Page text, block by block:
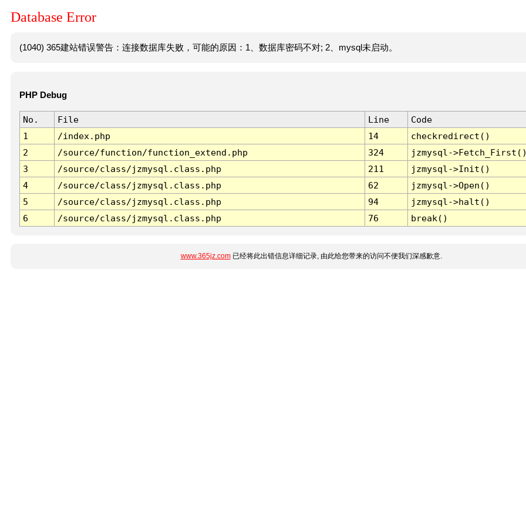
Database Error
(1040) 365建站错误警告：连接数据库失败，可能的原因：1、数据库密码不对; 2、mysql未启动。
PHP Debug
No. File Line
Code
1
/index.php 14
checkredirect()
2
/source/function/function_extend.php 324
jzmysql-
3
/source/class/jzmysql.class.php 211
jzmysql->Init()
4
/source/class/jzmysql.class.php 62
jzmysql->Open()
5
/source/class/jzmysql.class.php 94
jzmysql->halt()
6
/source/class/jzmysql.class.php 76 break()
www.365jz.com已经将此出错信息详细记录, 由此给您带来的访问不便我们深感歉意.